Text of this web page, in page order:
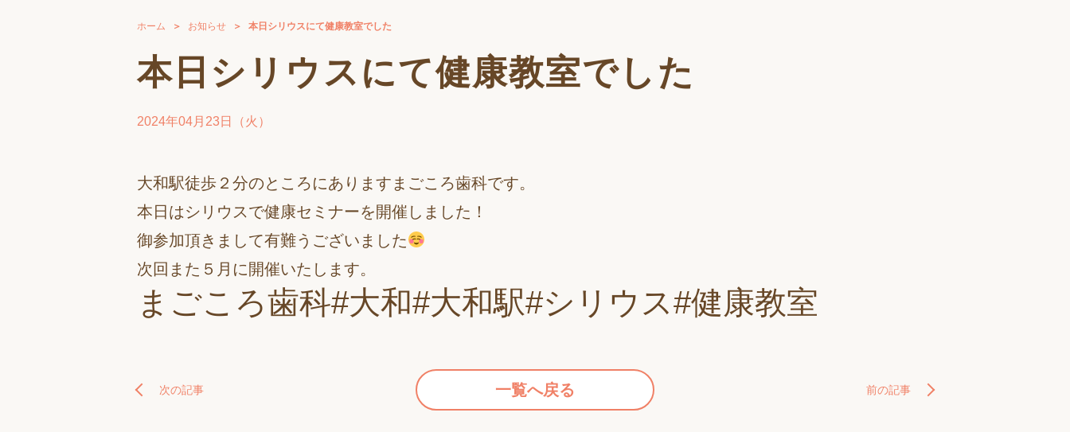
ホーム お知らせ 本日シリウスにて健康教室でした
本日シリウスにて健康教室でした
2024年04月23日（火）
大和駅徒歩２分のところにありますまごころ歯科です。
本日はシリウスで健康セミナーを開催しました！
御参加頂きまして有難うございました
次回また５月に開催いたします。
まごころ歯科#大和#大和駅#シリウス#健康教室
次の記事 一覧へ戻る 前の記事